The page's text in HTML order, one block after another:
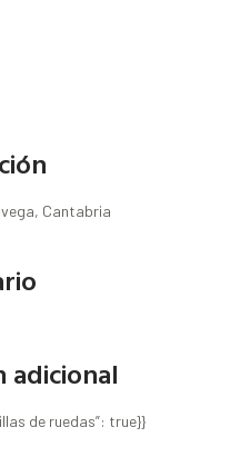
Cantabria
adicional
de ruedas”: true}}